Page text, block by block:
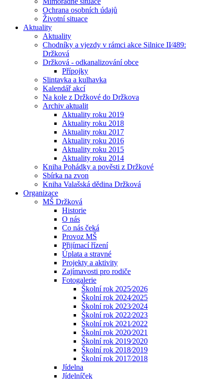
Ochrana osobních údajů
Životní situace
Aktuality
Aktuality
Chodníky a vjezdy v rámci akce Silnice II⁄489:
Držková
Držková - odkanalizování obce
Přípojky
Slintavka a kulhavka
Kalendář akcí
Na kole z Držkové do Držkova
Archiv aktualit
Aktuality roku 2019
Aktuality roku 2018
Aktuality roku 2017
Aktuality roku 2016
Aktuality roku 2015
Aktuality roku 2014
Kniha Pohádky a pověsti z Držkové
Sbírka na zvon
Kniha Valašská dědina Držková
Organizace
MŠ Držková
Historie
O nás
Co nás čeká
Provoz MŠ
Přijímací řízení
Úplata a stravné
Projekty a aktivity
Zajímavosti pro rodiče
Fotogalerie
Školní rok 2025⁄2026
Školní rok 2024⁄2025
Školní rok 2023⁄2024
Školní rok 2022⁄2023
Školní rok 2021⁄2022
Školní rok 2020⁄2021
Školní rok 2019⁄2020
Školní rok 2018⁄2019
Školní rok 2017⁄2018
Jídelna
Jídelníček